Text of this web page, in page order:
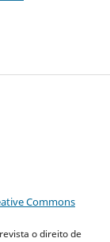
Commons
o direito de